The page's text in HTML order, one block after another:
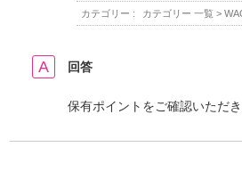
カテゴリー : カテゴリー 一覧 >
回答
保有ポイントをご確認いただ